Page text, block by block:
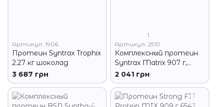
Артикул: 1906
Протеин Syntrax Trophix
2.27 кг шоколад
3 687 грн
1
Артикул: 2931
Комплексный протеин
Syntrax Matrix 907 г,
синтракс матрикс
2 041 грн